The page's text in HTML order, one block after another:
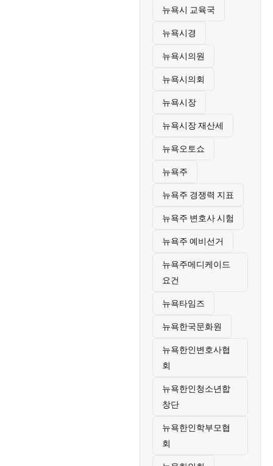
뉴욕시 교육국
뉴욕시경
뉴욕시의원
뉴욕시의회
뉴욕시장
뉴욕시장 재산세
뉴욕오토쇼
뉴욕주
뉴욕주 경쟁력 지표
뉴욕주 변호사 시험
뉴욕주 예비선거
뉴욕주메디케이드
요건
뉴욕타임즈
뉴욕한국문화원
뉴욕한인변호사협
회
뉴욕한인청소년합
창단
뉴욕한인학부모협
회